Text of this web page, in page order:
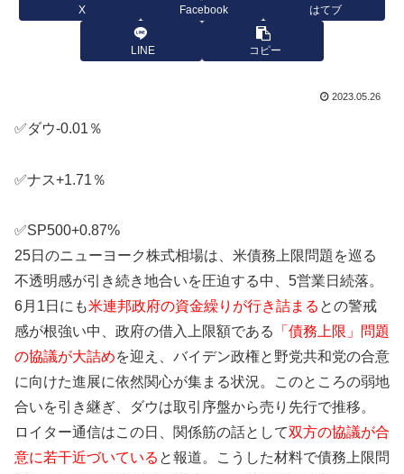
X Facebook はてブ
LINE コピー
2023.05.26
✅ダウ-0.01％
✅ナス+1.71％
✅SP500+0.87%
25日のニューヨーク株式相場は、米債務上限問題を巡る
不透明感が引き続き地合いを圧迫する中、5営業日続落。
6月1日にも米連邦政府の資金繰りが行き詰まる との警戒
感が根強い中、政府の借入上限額である
「債務上限」問題
の協議が大詰めを迎え、バイデン政権と野党共和党の合意
に向けた進展に依然関心が集まる状況。このところの弱地
合いを引き継ぎ、ダウは取引序盤から売り先行で推移。
ロイター通信はこの日、関係筋の話として双方の協議が合
意に若干近づいている と報道。こうした材料で債務上限問